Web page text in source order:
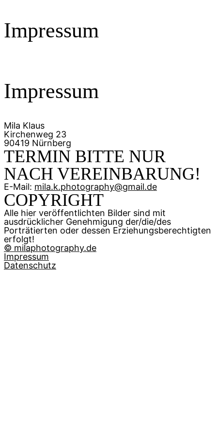
Impressum
Impressum
Mila Klaus
Kirchenweg 23
90419 Nürnberg
TERMIN BITTE NUR
NACH VEREINBARUNG!
E-Mail: mila.k.photography@gmail.de
COPYRIGHT
Alle hier veröffentlichten Bilder sind mit
ausdrücklicher Genehmigung der/die/des
Porträtierten oder dessen Erziehungsberechtigten
erfolgt!
© milaphotography.de
Impressum
Datenschutz